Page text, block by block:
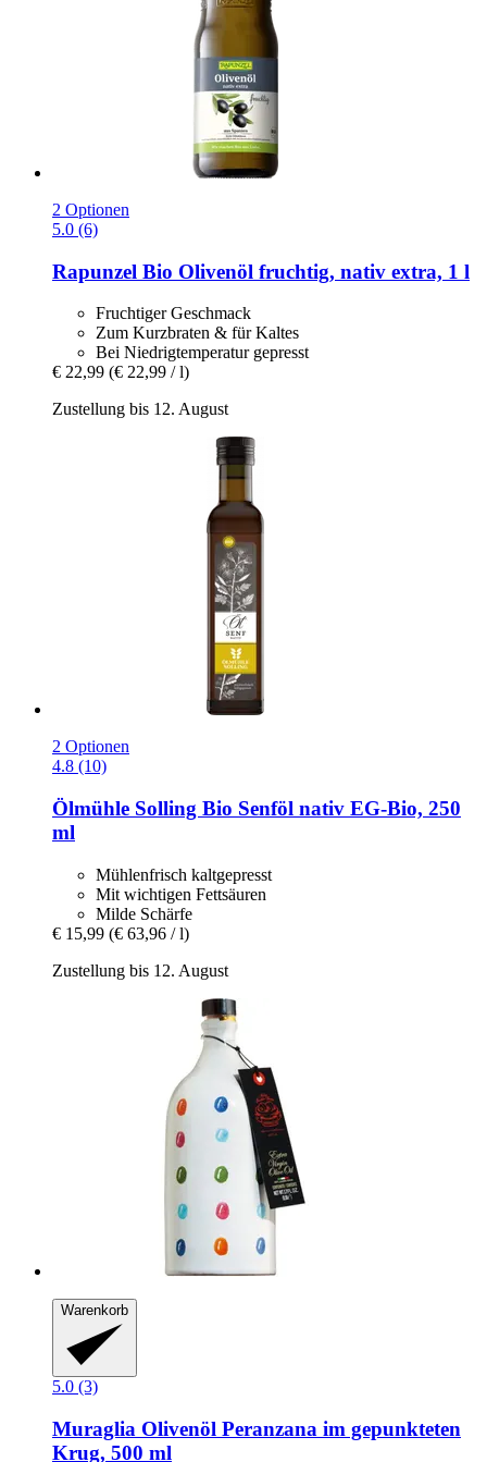
2 Optionen
5.0 (6)
Rapunzel Bio Olivenöl fruchtig, nativ extra, 1 l
Fruchtiger Geschmack
Zum Kurzbraten & für Kaltes
Bei Niedrigtemperatur gepresst
€ 22,99 (€ 22,99 / l)
Zustellung bis 12. August
2 Optionen
4.8 (10)
Ölmühle Solling Bio Senföl nativ EG-​Bio, 250
ml
Mühlenfrisch kaltgepresst
Mit wichtigen Fettsäuren
Milde Schärfe
€ 15,99 (€ 63,96 / l)
Zustellung bis 12. August
Warenkorb
5.0 (3)
Muraglia Olivenöl Peranzana im gepunkteten
Krug, 500 ml